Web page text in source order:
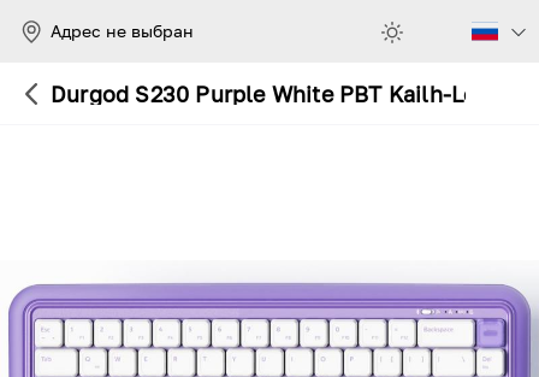
Адрес не выбран
Durgod S230 Purple White PBT Kailh-Low